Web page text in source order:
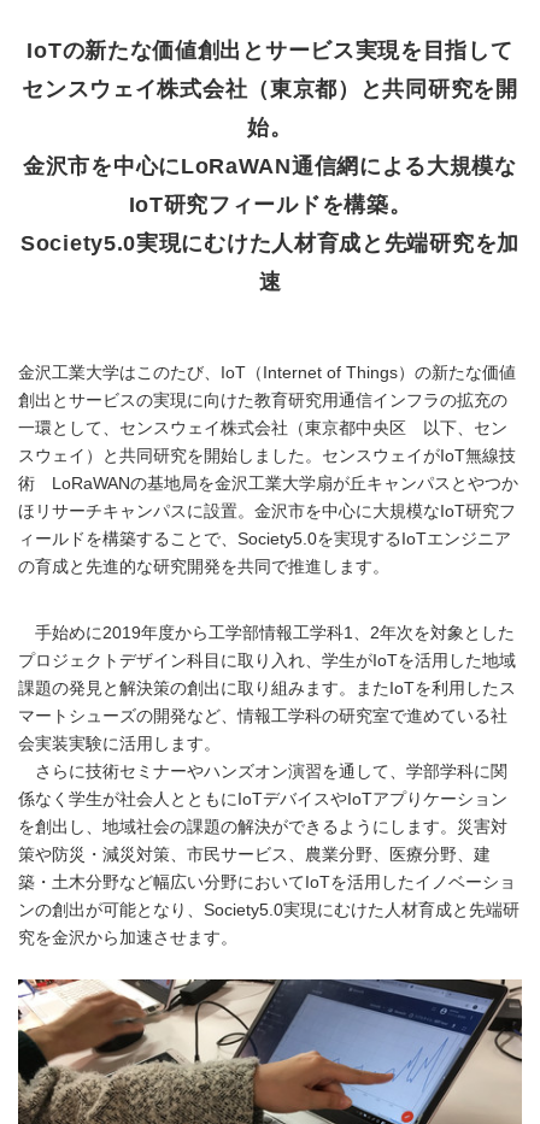
IoTの新たな価値創出とサービス実現を目指して
センスウェイ株式会社（東京都）と共同研究を開
始。
金沢市を中心にLoRaWAN通信網による大規模な
IoT研究フィールドを構築。
Society5.0実現にむけた人材育成と先端研究を加
速
金沢工業大学はこのたび、IoT（Internet of Things）の新たな価値
創出とサービスの実現に向けた教育研究用通信インフラの拡充の
一環として、センスウェイ株式会社（東京都中央区 以下、セン
スウェイ）と共同研究を開始しました。センスウェイがIoT無線技
術 LoRaWANの基地局を金沢工業大学扇が丘キャンパスとやつか
ほリサーチキャンパスに設置。金沢市を中心に大規模なIoT研究フ
ィールドを構築することで、Society5.0を実現するIoTエンジニア
の育成と先進的な研究開発を共同で推進します。
手始めに2019年度から工学部情報工学科1、2年次を対象とした
プロジェクトデザイン科目に取り入れ、学生がIoTを活用した地域
課題の発見と解決策の創出に取り組みます。またIoTを利用したス
マートシューズの開発など、情報工学科の研究室で進めている社
会実装実験に活用します。
さらに技術セミナーやハンズオン演習を通して、学部学科に関
係なく学生が社会人とともにIoTデバイスやIoTアプりケーション
を創出し、地域社会の課題の解決ができるようにします。災害対
策や防災・減災対策、市民サービス、農業分野、医療分野、建
築・土木分野など幅広い分野においてIoTを活用したイノベーショ
ンの創出が可能となり、Society5.0実現にむけた人材育成と先端研
究を金沢から加速させます。